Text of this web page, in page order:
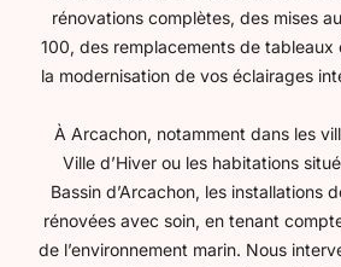
rénovations complètes, des mises
100, des remplacements de tableaux
la modernisation de vos éclairages
À Arcachon, notamment dans les
Ville d’Hiver ou les habitations
Bassin d’Arcachon, les installations
rénovées avec soin, en tenant
de l’environnement marin. Nous